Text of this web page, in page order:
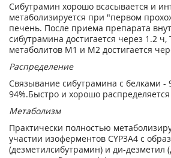
Сибутрамин хорошо всасывается и
метаболизируется при "первом
печень. После приема препарата
сибутрамина достигается через 1.2 ч,
метаболитов М1 и М2 достигается
Распределение
Связывание сибутрамина с белками -
94%.Быстро и хорошо распределяется
Метаболизм
Практически полностью
участии изоферментов CYP3A4 с
(дезметилсибутрамин) и ди-дезметил